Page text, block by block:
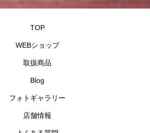
TOP
WEBショップ
取扱商品
Blog
フォトギャラリー
店舗情報